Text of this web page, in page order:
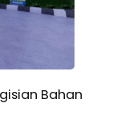
Bahan